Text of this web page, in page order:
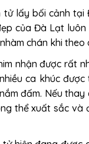
tử lấy bối cảnh
của Đà Lạt
chán khi theo
nhận được rất
ca khúc
đấm. Nếu
thể xuất sắc và